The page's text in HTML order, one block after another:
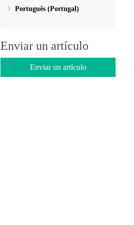
Português (Portugal)
Enviar un artículo
Enviar un artículo